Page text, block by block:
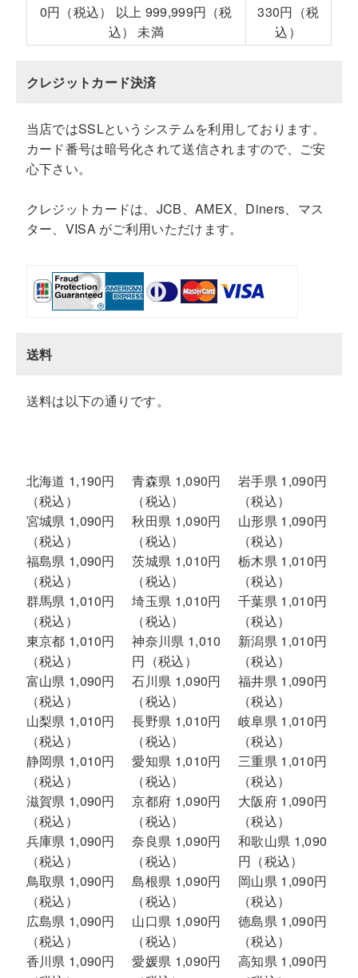
0円（税込） 以上 999,999円（税
込） 未満
330円（税
込）
クレジットカード決済
当店ではSSLというシステムを利用しております。
カード番号は暗号化されて送信されますので、ご安
心下さい。
クレジットカードは、JCB、AMEX、Diners、マス
ター、VISA がご利用いただけます。
送料
送料は以下の通りです。
北海道 1,190円
（税込）
青森県 1,090円
（税込）
岩手県 1,090円
（税込）
宮城県 1,090円
（税込）
秋田県 1,090円
（税込）
山形県 1,090円
（税込）
福島県 1,090円
（税込）
茨城県 1,010円
（税込）
栃木県 1,010円
（税込）
群馬県 1,010円
（税込）
埼玉県 1,010円
（税込）
千葉県 1,010円
（税込）
東京都 1,010円
（税込）
神奈川県 1,010
円（税込）
新潟県 1,010円
（税込）
富山県 1,090円
（税込）
石川県 1,090円
（税込）
福井県 1,090円
（税込）
山梨県 1,010円
（税込）
長野県 1,010円
（税込）
岐阜県 1,010円
（税込）
静岡県 1,010円
（税込）
愛知県 1,010円
（税込）
三重県 1,010円
（税込）
滋賀県 1,090円
（税込）
京都府 1,090円
（税込）
大阪府 1,090円
（税込）
兵庫県 1,090円
（税込）
奈良県 1,090円
（税込）
和歌山県 1,090
円（税込）
鳥取県 1,090円
（税込）
島根県 1,090円
（税込）
岡山県 1,090円
（税込）
広島県 1,090円
（税込）
山口県 1,090円
（税込）
徳島県 1,090円
（税込）
香川県 1,090円
愛媛県 1,090円
高知県 1,090円